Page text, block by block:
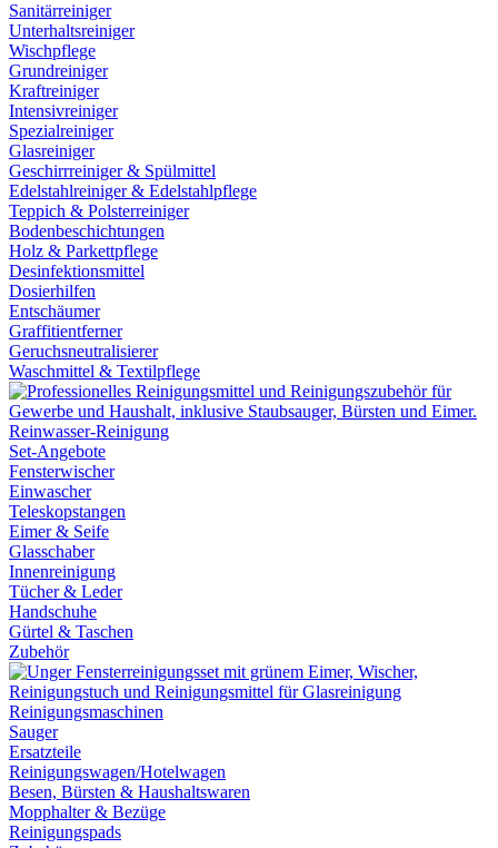
Sanitärreiniger
Unterhaltsreiniger
Wischpflege
Grundreiniger
Kraftreiniger
Intensivreiniger
Spezialreiniger
Glasreiniger
Geschirrreiniger & Spülmittel
Edelstahlreiniger & Edelstahlpflege
Teppich & Polsterreiniger
Bodenbeschichtungen
Holz & Parkettpflege
Desinfektionsmittel
Dosierhilfen
Entschäumer
Graffitientferner
Geruchsneutralisierer
Waschmittel & Textilpflege
Reinwasser-Reinigung
Set-Angebote
Fensterwischer
Einwascher
Teleskopstangen
Eimer & Seife
Glasschaber
Innenreinigung
Tücher & Leder
Handschuhe
Gürtel & Taschen
Zubehör
Reinigungsmaschinen
Sauger
Ersatzteile
Reinigungswagen/Hotelwagen
Besen, Bürsten & Haushaltswaren
Mopphalter & Bezüge
Reinigungspads